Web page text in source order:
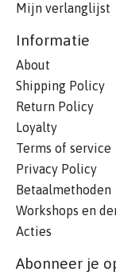
Mijn verlanglijst
Informatie
About
Shipping Policy
Return Policy
Loyalty
Terms of service
Privacy Policy
Betaalmethoden
Workshops en
Acties
Abonneer je